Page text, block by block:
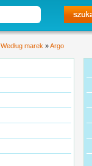
Według marek »Argo